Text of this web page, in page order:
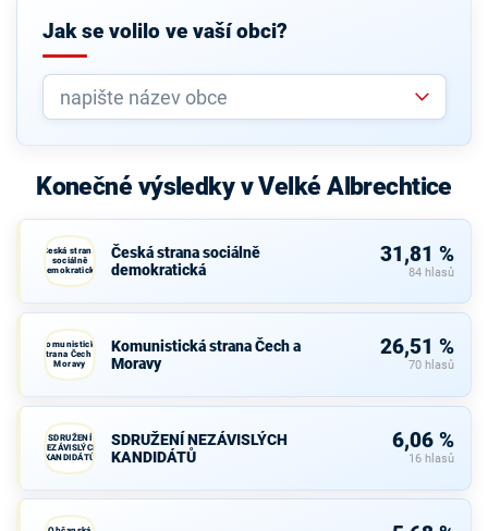
Jak se volilo ve vaší obci?
Konečné výsledky v Velké Albrechtice
Česká strana
sociálně
demokratická
Česká strana sociálně
demokratická
31,81 %
84 hlasů
Komunistická
strana Čech a
Moravy
Komunistická strana Čech a
Moravy
26,51 %
70 hlasů
SDRUŽENÍ
NEZÁVISLÝCH
KANDIDÁTŮ
SDRUŽENÍ NEZÁVISLÝCH
KANDIDÁTŮ
6,06 %
16 hlasů